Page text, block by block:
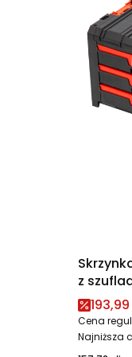
z
3 Cena
193,99
Cena
Najniższa